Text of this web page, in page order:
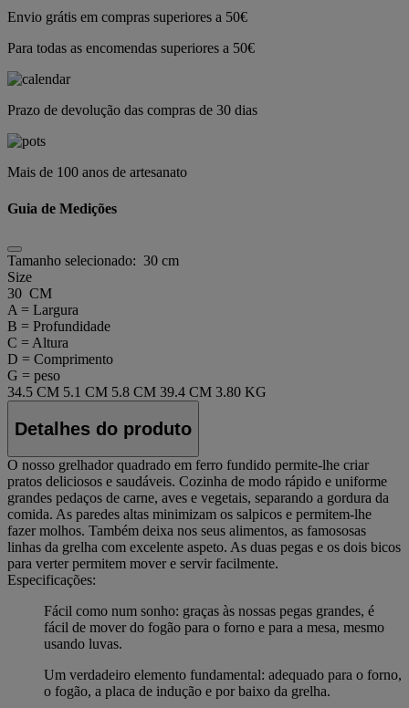
Envio grátis em compras superiores a 50€
Para todas as encomendas superiores a 50€
Prazo de devolução das compras de 30 dias
Mais de 100 anos de artesanato
Guia de Medições
Tamanho selecionado: 30 cm
Size
30 CM
A = Largura
B = Profundidade
C = Altura
D = Comprimento
G = peso
34.5 CM 5.1 CM 5.8 CM 39.4 CM 3.80 KG
Detalhes do produto
O nosso grelhador quadrado em ferro fundido permite-lhe criar
pratos deliciosos e saudáveis. Cozinha de modo rápido e uniforme
grandes pedaços de carne, aves e vegetais, separando a gordura da
comida. As paredes altas minimizam os salpicos e permitem-lhe
fazer molhos. Também deixa nos seus alimentos, as famososas
linhas da grelha com excelente aspeto. As duas pegas e os dois bicos
para verter permitem mover e servir facilmente.
Especificações:
Fácil como num sonho: graças às nossas pegas grandes, é
fácil de mover do fogão para o forno e para a mesa, mesmo
usando luvas.
Um verdadeiro elemento fundamental: adequado para o forno,
o fogão, a placa de indução e por baixo da grelha.